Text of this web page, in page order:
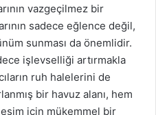
vazgeçilmez bir
sadece eğlence değil,
sunması da önemlidir.
işlevselliği artırmakla
ruh halelerini de
bir havuz alanı, hem
için mükemmel bir